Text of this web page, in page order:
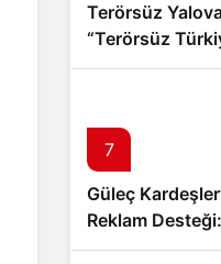
Terörsüz
“Terörsüz
Destek
7
Güleç
Reklam
Mesajı